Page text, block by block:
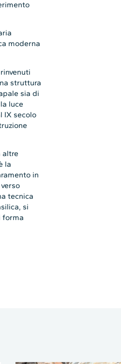
moderna
struttura
sia di
luce
IX secolo
altre
la
in
tecnica
si
forma